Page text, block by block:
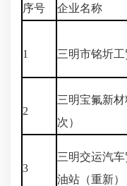
序号 企业名称
1 三明市铭圻工
2
三明宝氟新
次）
3
三明交运汽
油站（重新）